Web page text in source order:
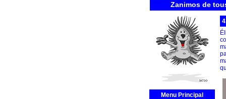
Zanimos de
Menu Principal